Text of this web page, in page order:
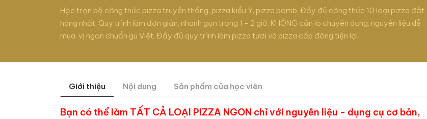
Học trọn bộ công thức pizza truyền thống, pizza kiểu Ý, pizza bomb. Đầy đủ công thức 10 loại pizza đắt
hàng nhất. Quy trình làm đơn giản, nhanh gọn trong 1 - 2 giờ, KHÔNG cần lò chuyên dụng, nguyên liệu dễ
mua, vị ngon chuẩn gu Việt. Đầy đủ quy trình làm pizza tươi và pizza cấp đông tiện lợi.
Giới thiệu Nội dung Sản phẩm của học viên
Bạn có thể làm TẤT CẢ LOẠI PIZZA NGON chỉ với nguyên liệu - dụng cụ cơ bản,